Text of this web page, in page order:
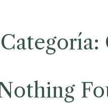
Categoría: